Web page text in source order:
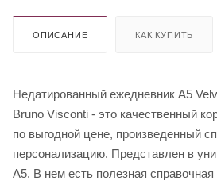
ОПИСАНИЕ КАК КУПИТЬ
Недатированный ежедневник A5
Bruno Visconti - это качественный
по выгодной цене, произведенный
персонализацию. Представлен в
А5. В нем есть полезная